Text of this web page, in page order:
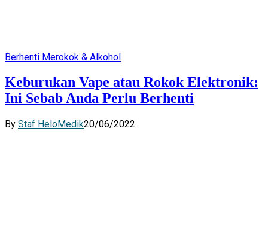
Berhenti Merokok & Alkohol
Keburukan Vape atau Rokok Elektronik:
Ini Sebab Anda Perlu Berhenti
By Staf HeloMedik20/06/2022